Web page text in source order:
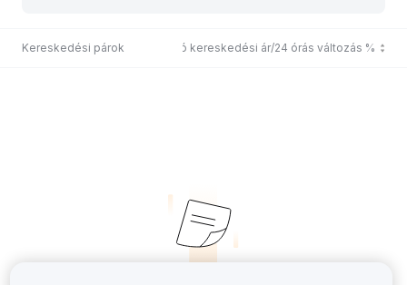
Kereskedési párok Utolsó kereskedési ár/24 órás változás %